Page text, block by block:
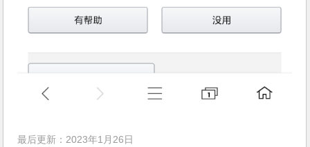
最后更新：2023年1月26日